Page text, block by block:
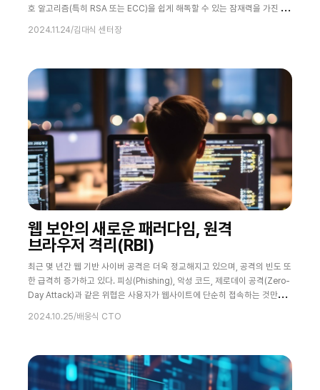
호 알고리즘(특히 RSA 또는 ECC)을 쉽게 해독할 수 있는 잠재력을 가진 반
다. 양자내성암호는 특정 수학적 문제를 기반으로 하며, 대표적인 예로 격자
2024.11.24/김대식 센터장
웹 보안의 새로운 패러다임, 원격
브라우저 격리(RBI)
최근 몇 년간 웹 기반 사이버 공격은 더욱 정교해지고 있으며, 공격의 빈도 또
한 급격히 증가하고 있다. 피싱(Phishing), 악성 코드, 제로데이 공격(Zero-
Day Attack)과 같은 위협은 사용자가 웹사이트에 단순히 접속하는 것만으
은 웹 브라우징 보안을 보장하기 위한 새로운 솔루션을 필요로 하고 있다. 특
단
2024.10.25/배웅식 CTO